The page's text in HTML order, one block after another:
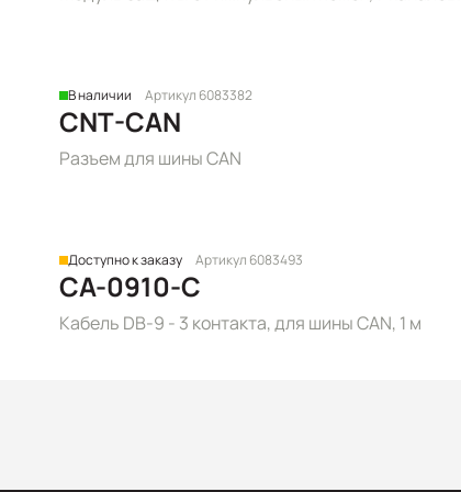
В наличии Артикул 6083382
CNT-CAN
Разъем для шины CAN
Доступно к заказу Артикул 6083493
CA-0910-C
Кабель DB-9 - 3 контакта, для шины CAN, 1 м